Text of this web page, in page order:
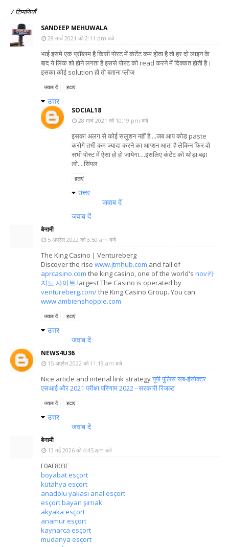
7 टिप्पणियाँ
SANDEEP MEHUWALA
28 मार्च 2021 को 2:11 pm बजे
भाई इसमे एक प्रॉब्लम है किसी पोस्ट में कंटेंट कम होता है तो हर दो लाइन के
बाद ये लिंक शो होने लगता है इससे पोस्ट को read करने में दिक्कत होती है।
इसका कोई solution हो तो बताना प्लीज
जवाब दें हटाएं
उत्तर
SOCIAL18
28 मार्च 2021 को 10:19 pm बजे
इसका अलग से कोई सलूशन नहीं है....जब आप कोड paste
करोगे तभी कम ज्यादा करने का आप्शन आता है लेकिन फिर वो
सभी पोस्ट में ऐसा हो हो जायेगा....इसलिए कंटेंट को थोड़ा बढ़ा
लो....सिंपल
हटाएं
उत्तर
जवाब दें
जवाब दें
बेनामी
5 अप्रैल 2022 को 3:50 am बजे
The King Casino | Ventureberg
Discover the rise www.jtmhub.com and fall of
aprcasino.com the king casino, one of the world's nov카
지노 사이트 largest The Casino is operated by
ventureberg.com/the King Casino Group. You can
www.ambienshoppie.com
जवाब दें हटाएं
उत्तर
जवाब दें
NEWS4U36
15 अप्रैल 2022 को 11:19 am बजे
Nice article and intenal link strategyयूपी पुलिस सब-इंस्पेक्टर
एसआई और 2021 परीक्षा परिणाम 2022 - सरकारी रिजल्ट
जवाब दें हटाएं
उत्तर
जवाब दें
बेनामी
13 मई 2026 को 4:45 am बजे
F0AF803E
boyabat esçort
kütahya esçort
anadolu yakası anal esçort
esçort bayan şırnak
akyaka esçort
anamur esçort
kaynarca esçort
mudanya esçort